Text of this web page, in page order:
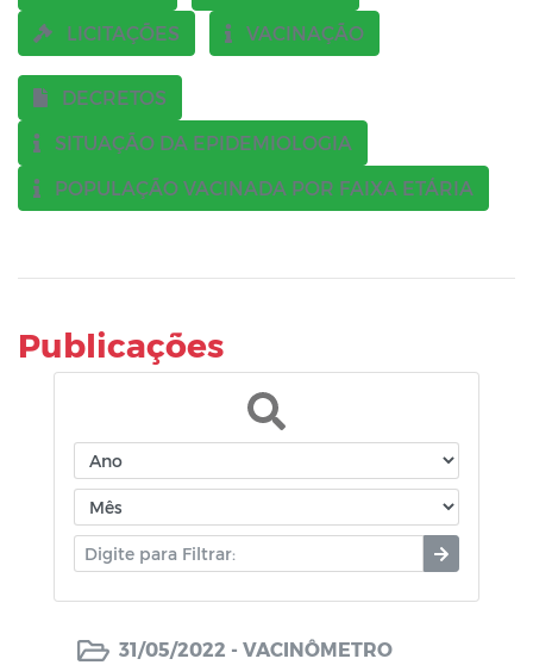
LICITAÇÕES
VACINAÇÃO
DECRETOS
SITUAÇÃO DA EPIDEMIOLOGIA
POPULAÇÃO VACINADA POR FAIXA ETÁRIA
Publicações